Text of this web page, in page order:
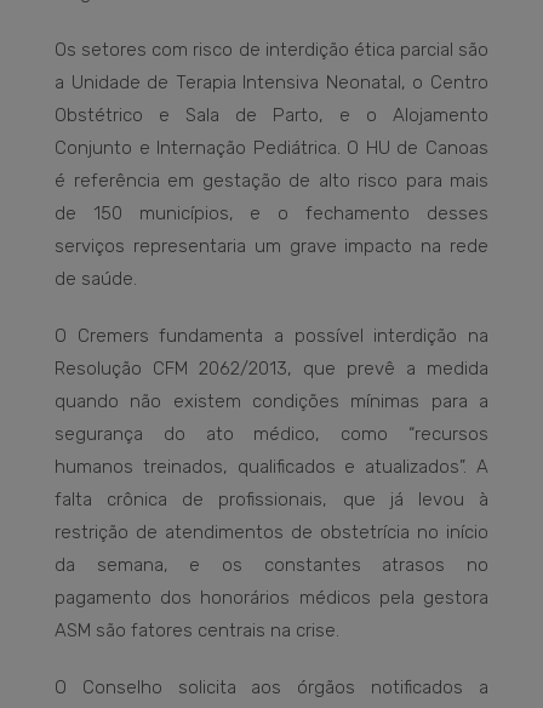
Os setores com risco de interdição ética parcial são
a Unidade de Terapia Intensiva Neonatal, o Centro
Obstétrico e Sala de Parto, e o Alojamento
Conjunto e Internação Pediátrica. O HU de Canoas
é referência em gestação de alto risco para mais
de 150 municípios, e o fechamento desses
serviços representaria um grave impacto na rede
de saúde.
O Cremers fundamenta a possível interdição na
Resolução CFM 2062/2013, que prevê a medida
quando não existem condições mínimas para a
segurança do ato médico, como “recursos
humanos treinados, qualificados e atualizados”. A
falta crônica de profissionais, que já levou à
restrição de atendimentos de obstetrícia no início
da semana, e os constantes atrasos no
pagamento dos honorários médicos pela gestora
ASM são fatores centrais na crise.
O Conselho solicita aos órgãos notificados a